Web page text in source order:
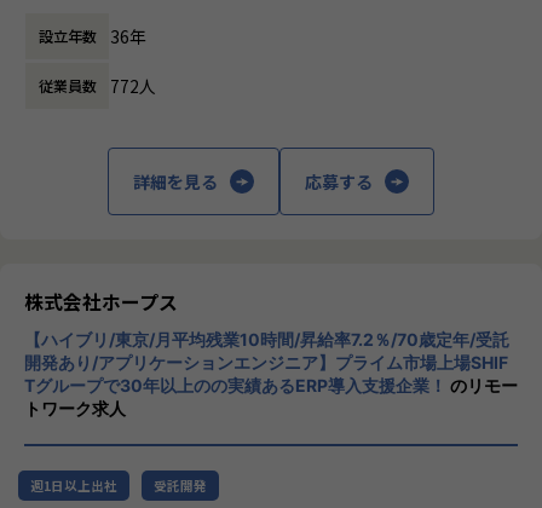
支える中核メンバーとしての活躍も期待しています。
きており、事業部全体でメンバーの育成に力を入れておりま
く携わることが可能です。
当社はSHIFTグループの強みを活かしながら、ERP・CRM・
EPM領域を中心としたDX支援を展開しており、ServiceNow
＜ポジションの魅力＞
・顧客と直接コミュニケーションを取りながらプロジェクト
を推進できる
・プロジェクトマネジメントやServiceNow導入の上流工程
に幅広く携わることができる
や組織づくりにもチャレンジできる
企業競争力を向上させることを使命としてい
チ開発やコンサルティングまで幅広いサービ
スを提供しています。クラウドERPやローコ
ード開発を柱とし、業務効率化やDX推進、経
CloudやOracle ERP Cloudなどを活用し、企
業の業務プロセスを最適化し、経営管理の強
化を図っています1。
社風/文化
社内の風通しが良く、活気に満ちた雰囲気が
特徴です。多様性を重視し、様々な国籍や背
景を持つ社員が協力し合いながら働いていま
設立年数 36年
従業員数 772人
詳細を見る 応募する
株式会社ホープス
【ハイブリ/東京/月平均残業10時間/昇給率7.2％/70歳定年/受託
開発あり/アプリケーションエンジニア】プライム市場上場SHIF
Tグループで30年以上のの実績あるERP導入支援企業！ のリモー
トワーク求人
週1日以上出社 受託開発